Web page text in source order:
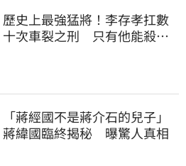
歷史上最強猛將！李存孝扛數
十次車裂之刑 只有他能殺自
「蔣經國不是蔣介石的兒子」
蔣緯國臨終揭秘 曝驚人真相